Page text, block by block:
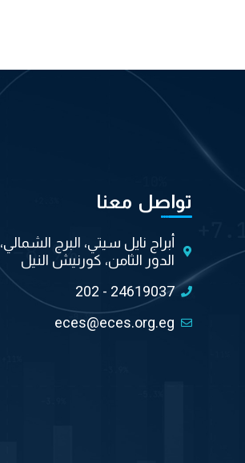
تواصل معنا
أبراج نايل سيتي، البرج الشمالي،
الدور الثامن، كورنيش النيل
202 - 24619037
eces@eces.org.eg